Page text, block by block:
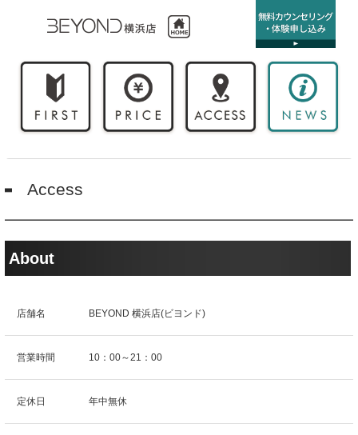
Access
About
店舗名 BEYOND 横浜店(ビヨンド)
営業時間 10：00～21：00
定休日 年中無休